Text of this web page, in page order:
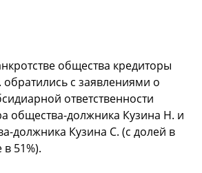
общества кредиторы
с заявлениями о
ответственности
общества-должника Кузина Н. и
должника Кузина С. (с долей в
51%).